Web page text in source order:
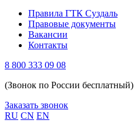
Правила ГТК Суздаль
Правовые документы
Вакансии
Контакты
8 800 333 09 08
(Звонок по России бесплатный)
Заказать звонок
RU CN EN